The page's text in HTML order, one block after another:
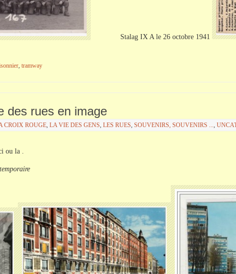
Stalag IX A le 26 octobre 1941
, tramway
des rues en image
CROIX ROUGE, LA VIE DES GENS, LES RUES, SOUVENIRS, SOUVENIRS ...,
ou la .